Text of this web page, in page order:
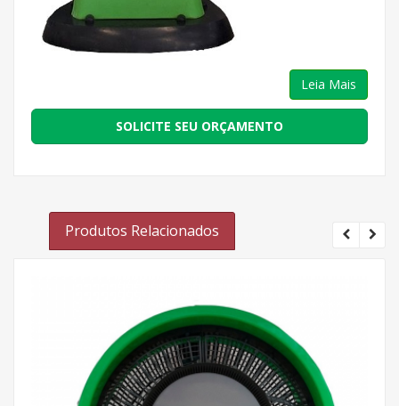
Leia Mais
SOLICITE SEU ORÇAMENTO
Produtos Relacionados